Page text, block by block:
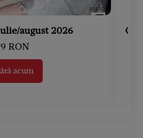
august 2026
RON
acum